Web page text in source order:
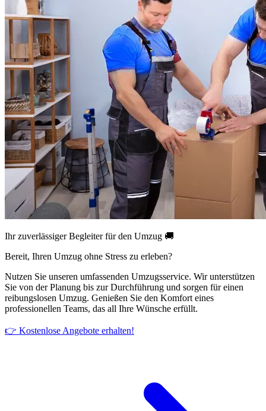
Ihr zuverlässiger Begleiter für den Umzug 🚚
Bereit, Ihren Umzug ohne Stress zu erleben?
Nutzen Sie unseren umfassenden Umzugsservice. Wir unterstützen
Sie von der Planung bis zur Durchführung und sorgen für einen
reibungslosen Umzug. Genießen Sie den Komfort eines
professionellen Teams, das all Ihre Wünsche erfüllt.
👉 Kostenlose Angebote erhalten!